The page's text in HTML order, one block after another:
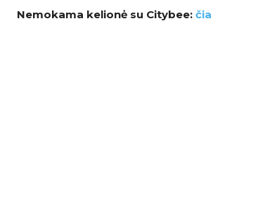
Nemokama kelionė su Citybee: čia